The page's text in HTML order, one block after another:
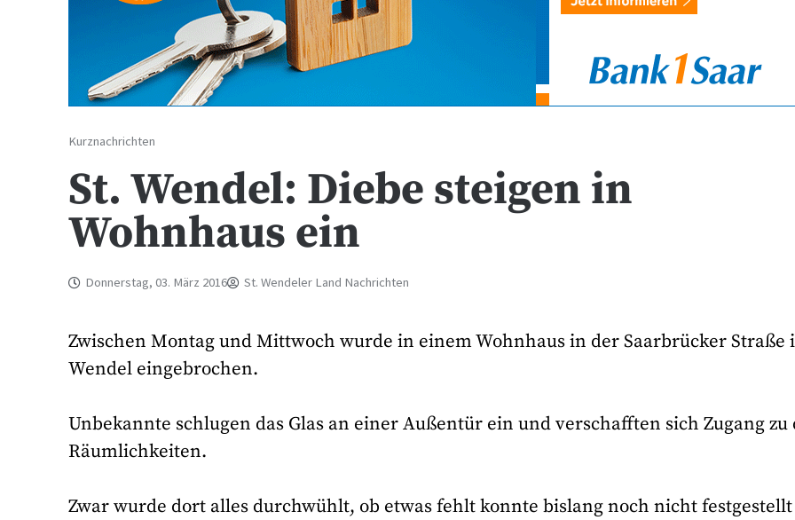
Kurznachrichten
St. Wendel: Diebe steigen in
Wohnhaus ein
Donnerstag, 03. März 2016 St. Wendeler Land Nachrichten
Zwischen Montag und Mittwoch wurde in einem Wohnhaus in der Saarbrücker Straße
Wendel eingebrochen.
Unbekannte schlugen das Glas an einer Außentür ein und verschafften sich Zugang zu
Räumlichkeiten.
Zwar wurde dort alles durchwühlt, ob etwas fehlt konnte bislang noch nicht festgestellt